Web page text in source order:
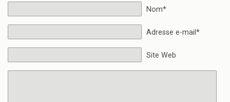
Nom*
Adresse e-mail*
Site Web